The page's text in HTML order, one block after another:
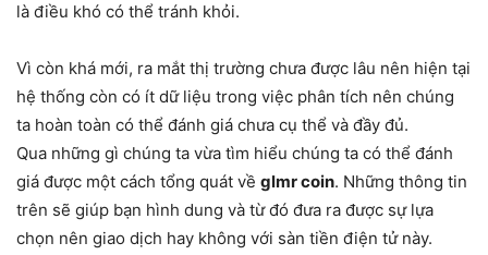
là điều khó có thể tránh khỏi.
Vì còn khá mới, ra mắt thị trường chưa được lâu nên hiện tại
hệ thống còn có ít dữ liệu trong việc phân tích nên chúng
ta hoàn toàn có thể đánh giá chưa cụ thể và đầy đủ.
Qua những gì chúng ta vừa tìm hiểu chúng ta có thể đánh
giá được một cách tổng quát về glmr coin. Những thông tin
trên sẽ giúp bạn hình dung và từ đó đưa ra được sự lựa
chọn nên giao dịch hay không với sàn tiền điện tử này.